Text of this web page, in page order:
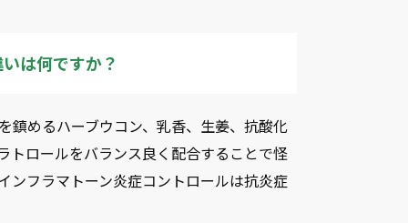
は何ですか？
鎮めるハーブウコン、乳香、生姜、抗酸化
トロールをバランス良く配合することで怪
ンフラマトーン炎症コントロールは抗炎症